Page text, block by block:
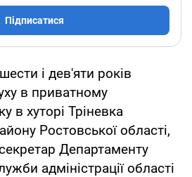
Підписатися
і дев'яти років
в приватному
в хуторі Тріневка
Ростовської області,
Департаменту
адміністрації області